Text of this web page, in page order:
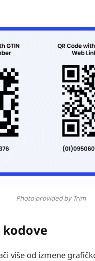
Photo provided by Trim
kodove
više od izmene